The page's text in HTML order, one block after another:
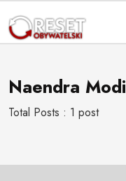
Naendra Modi
Total Posts : 1 post